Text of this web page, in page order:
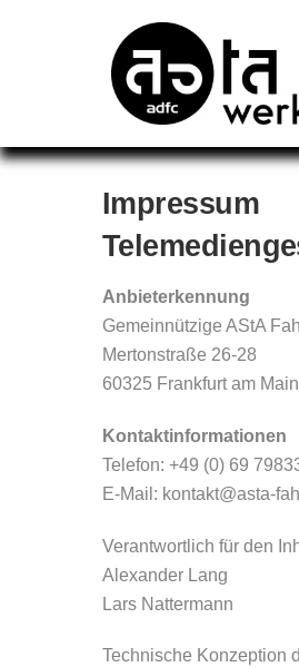
Impressum
Anbieterkennung
Gemeinnützige AStA
Mertonstraße 26-28
60325 Frankfurt am Main
Kontaktinformationen
Telefon: +49 (0) 69
E-Mail: kontakt@asta-
Verantwortlich für den
Alexander Lang
Lars Nattermann
Technische Konzeption